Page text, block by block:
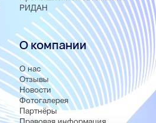
РИДАН
О компании
О нас
Отзывы
Новости
Фотогалерея
Партнёры